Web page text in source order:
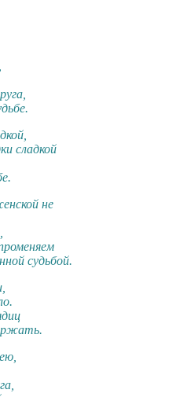
сладкой
не
судьбой.